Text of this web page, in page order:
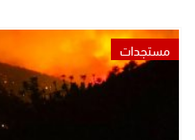
مستجدات